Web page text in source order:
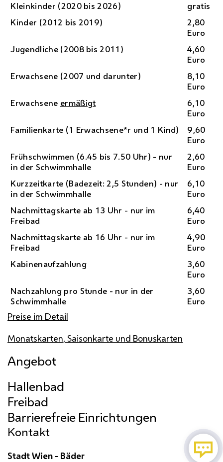
Kleinkinder (2020 bis 2026)
gratis
Kinder (2012 bis 2019)
2,80
Euro
Jugendliche (2008 bis 2011)
4,60
Euro
Erwachsene (2007 und darunter)
8,10
Euro
Erwachsene ermäßigt
6,10
Euro
Familienkarte (1 Erwachsene*r und 1 Kind)
9,60
Euro
Frühschwimmen (6.45 bis 7.50 Uhr) - nur
in der Schwimmhalle
2,60
Euro
Kurzzeitkarte (Badezeit: 2,5 Stunden) - nur
in der Schwimmhalle
6,10
Euro
Nachmittagskarte ab 13 Uhr - nur im
Freibad
6,40
Euro
Nachmittagskarte ab 16 Uhr - nur im
Freibad
4,90
Euro
Kabinenaufzahlung
3,60
Euro
Nachzahlung pro Stunde - nur in der
Schwimmhalle
3,60
Euro
Preise im Detail
Monatskarten, Saisonkarte und Bonuskarten
Angebot
Kontakt
Stadt Wien - Bäder